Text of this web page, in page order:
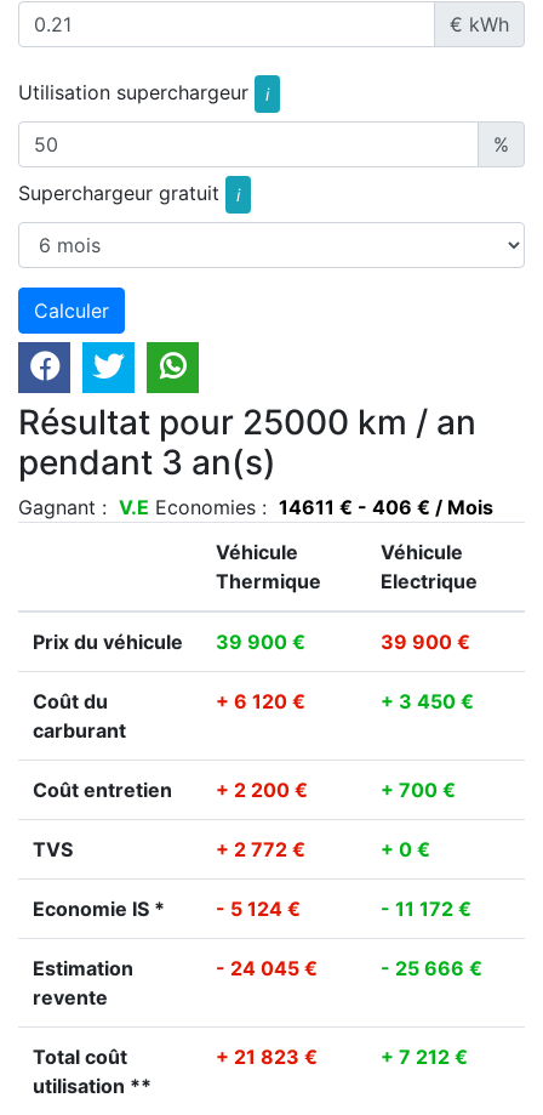
€ kWh
Utilisation superchargeur i
%
Superchargeur gratuit
i
Résultat pour 25000 km / an
pendant 3 an(s)
Gagnant : V.E Economies : 14611 € - 406 € / Mois
Véhicule
Thermique
Véhicule
Electrique
Prix du véhicule 39 900 € 39 900 €
Coût du
carburant
+ 6 120 € + 3 450 €
Coût entretien + 2 200 € + 700 €
TVS + 2 772 € + 0 €
Economie IS * - 5 124 € - 11 172 €
Estimation
revente
- 24 045 € - 25 666 €
Total coût
utilisation **
+ 21 823 € + 7 212 €